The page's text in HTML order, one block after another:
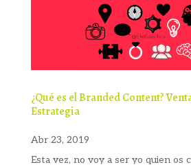
¿Qué es el Branded Content?
Estrategia
Abr 23, 2019
Esta vez, no voy a ser yo quien os